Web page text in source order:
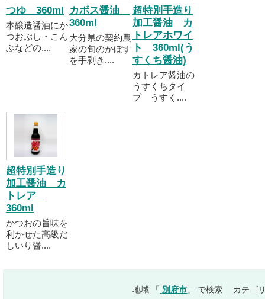
つゆ 360ml
本醸造醤油にか
つおぶし・こん
ぶなどの....
カボス醤油
360ml
大分県の契約農
家の旬のかぼす
を手剥き....
超特別手造り
加工醤油 カ
トレアホワイ
ト 360ml(う
すくち醤油)
カトレア醤油の
うすくちタイ
プ うすく....
超特別手造り
加工醤油 カ
トレア
360ml
かつおの旨味を
利かせた高級だ
しいり醤....
地域 「 別府市 」 で検索 カテゴ